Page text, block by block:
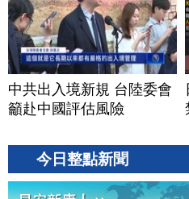
中共出入境新規 台陸委會
籲赴中國評估風險
今日整點新聞